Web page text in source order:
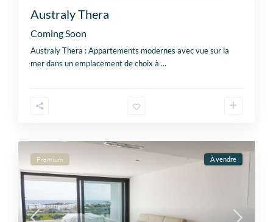
Australy Thera
Coming Soon
Australy Thera : Appartements modernes avec vue sur la
mer dans un emplacement de choix à...
Premium À vendre